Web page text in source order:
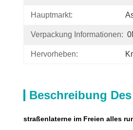
Hauptmarkt:
Verpackung Informationen:
Hervorheben:
Beschreibung
straßenlaterne im Freien alles